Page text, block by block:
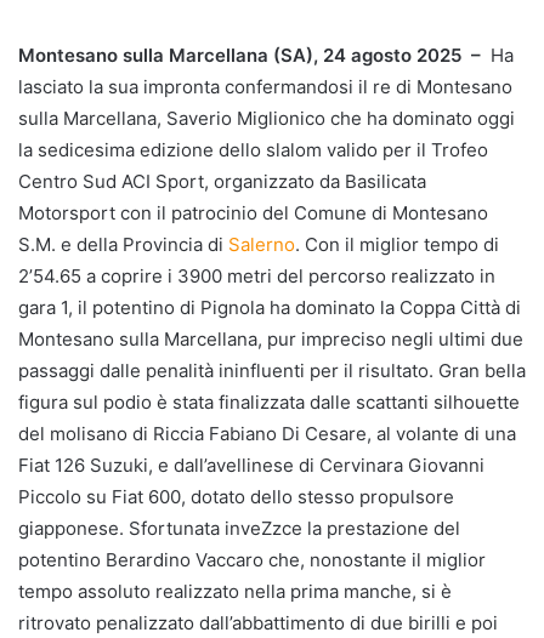
Montesano sulla Marcellana (SA), 24 agosto 2025 – Ha
lasciato la sua impronta confermandosi il re di Montesano
sulla Marcellana, Saverio Miglionico che ha dominato oggi
la sedicesima edizione dello slalom valido per il Trofeo
Centro Sud ACI Sport, organizzato da Basilicata
Motorsport con il patrocinio del Comune di Montesano
S.M. e della Provincia di Salerno. Con il miglior tempo di
2’54.65 a coprire i 3900 metri del percorso realizzato in
gara 1, il potentino di Pignola ha dominato la Coppa Città di
Montesano sulla Marcellana, pur impreciso negli ultimi due
passaggi dalle penalità ininfluenti per il risultato. Gran bella
figura sul podio è stata finalizzata dalle scattanti silhouette
del molisano di Riccia Fabiano Di Cesare, al volante di una
Fiat 126 Suzuki, e dall’avellinese di Cervinara Giovanni
Piccolo su Fiat 600, dotato dello stesso propulsore
giapponese. Sfortunata inveZzce la prestazione del
potentino Berardino Vaccaro che, nonostante il miglior
tempo assoluto realizzato nella prima manche, si è
ritrovato penalizzato dall’abbattimento di due birilli e poi